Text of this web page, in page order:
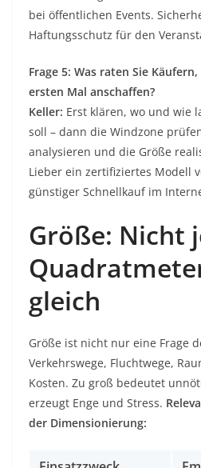
bei öffentlichen Events.
Haftungsschutz für den
Frage 5: Was raten Sie
ersten Mal anschaffen?
Keller: Erst klären, wo und wie
soll – dann die Windzone
analysieren und die Größe
Lieber ein zertifiziertes Modell
günstiger Schnellkauf im
Größe: Nicht
gleich
Größe ist nicht nur eine Frage
Verkehrswege, Fluchtwege,
Kosten. Zu groß bedeutet
erzeugt Enge und Stress.
der Dimensionierung: